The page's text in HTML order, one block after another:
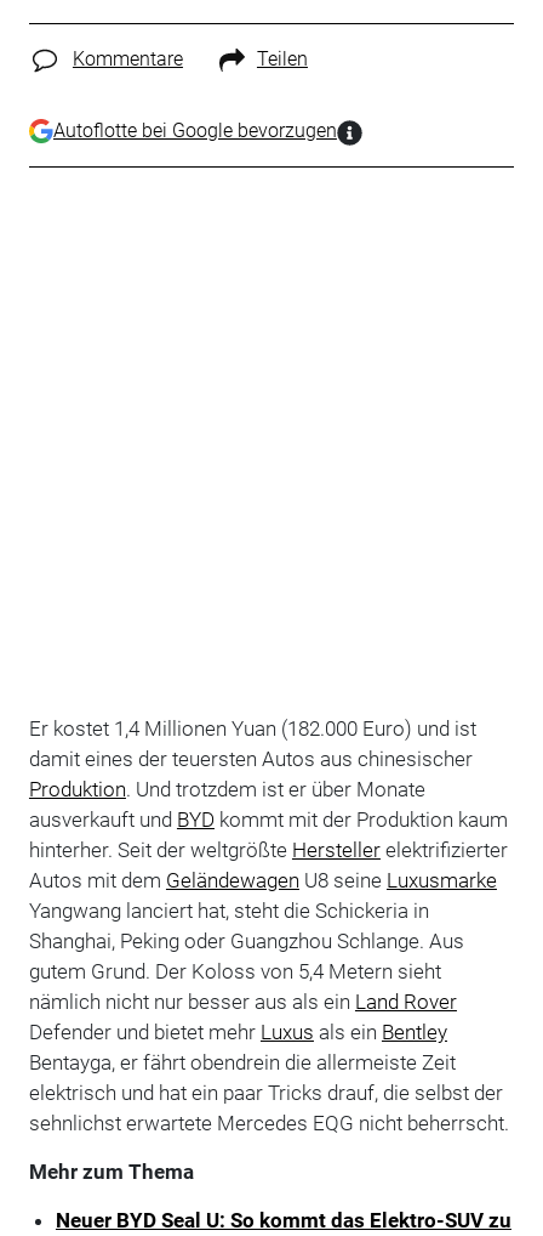
Kommentare Teilen
Autoflotte bei Google bevorzugen
Er kostet 1,4 Millionen Yuan (182.000 Euro) und ist
damit eines der teuersten Autos aus chinesischer
Produktion. Und trotzdem ist er über Monate
ausverkauft und BYD kommt mit der Produktion kaum
hinterher. Seit der weltgrößte Herstellerelektrifizierter
Autos mit dem Geländewagen U8 seine Luxusmarke
Yangwang lanciert hat, steht die Schickeria in
Shanghai, Peking oder Guangzhou Schlange. Aus
gutem Grund. Der Koloss von 5,4 Metern sieht
nämlich nicht nur besser aus als ein Land Rover
Defender und bietet mehr Luxus als ein Bentley
Bentayga, er fährt obendrein die allermeiste Zeit
elektrisch und hat ein paar Tricks drauf, die selbst der
sehnlichst erwartete Mercedes EQG nicht beherrscht.
Mehr zum Thema
Neuer BYD Seal U: So kommt das Elektro-SUV zu